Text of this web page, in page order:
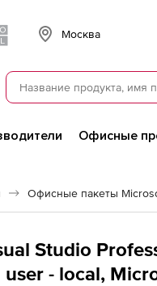
Москва
Офисные
Офисные пакеты
Studio
user - local,